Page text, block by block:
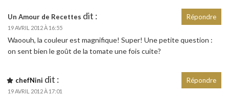
Un Amour de Recettes dit :
19 AVRIL 2012 À 16:55
Waoouh, la couleur est magnifique! Super! Une petite question :
on sent bien le goût de la tomate une fois cuite?
Répondre
chefNini dit :
19 AVRIL 2012 À 17:01
Répondre